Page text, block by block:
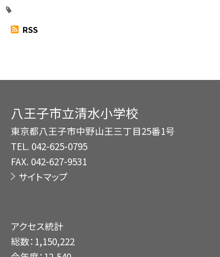
RSS
八王子市立清水小学校
東京都八王子市中野山王三丁目25番1号
TEL. 042-625-0795
FAX. 042-627-9531
サイトマップ
アクセス統計
総数： 1,150,222